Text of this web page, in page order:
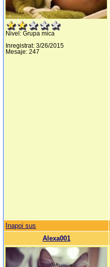
Nivel: Grupa mica
Inregistrat: 3/26/2015
Mesaje: 247
Inapoi sus
Alexa001